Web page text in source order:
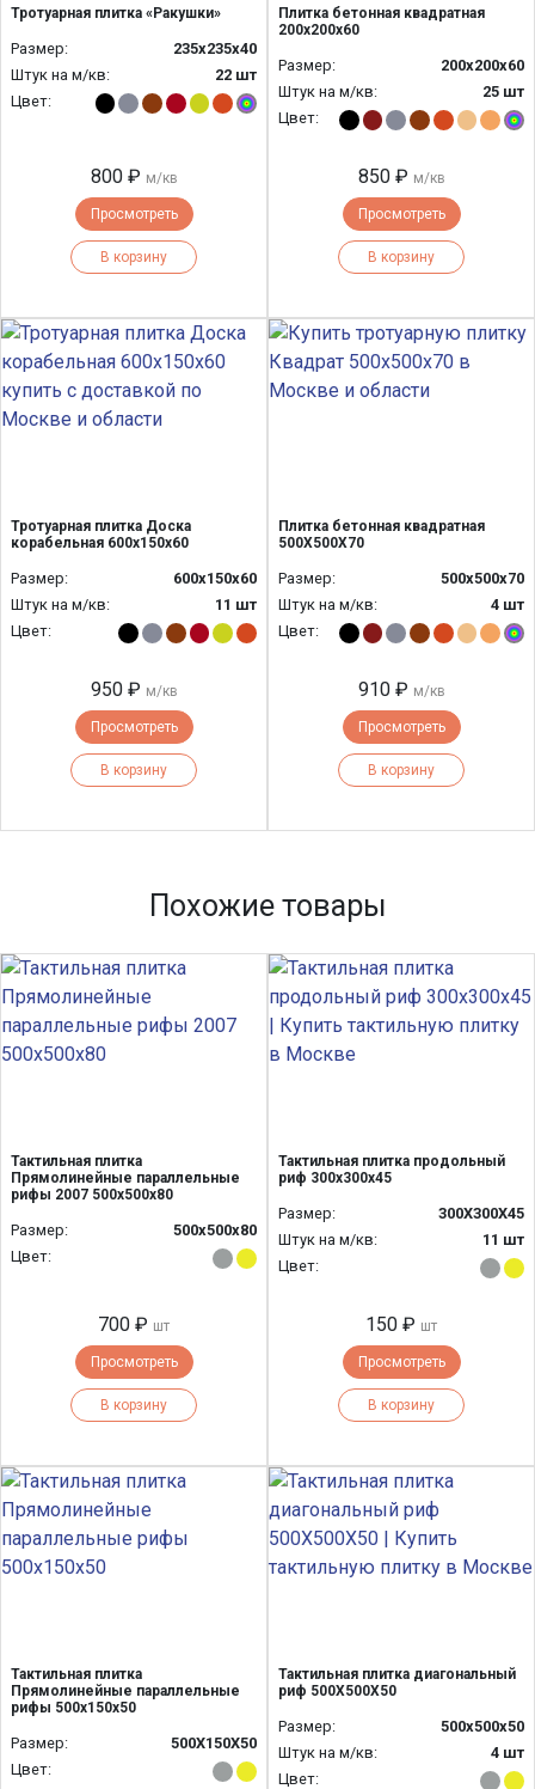
Тротуарная плитка «Ракушки»
Размер:
235х235х40
Штук на м/кв:
22 шт
Цвет:
800 ₽ м/кв
Просмотреть
В корзину
Плитка бетонная квадратная
200х200х60
Размер:
200х200х60
Штук на м/кв:
25 шт
Цвет:
850 ₽ м/кв
Просмотреть
В корзину
Тротуарная плитка Доска
корабельная 600х150х60
Размер:
600х150х60
Штук на м/кв:
11 шт
Цвет:
950 ₽ м/кв
Просмотреть
В корзину
Плитка бетонная квадратная
500Х500Х70
Размер:
500х500х70
Штук на м/кв:
4 шт
Цвет:
910 ₽ м/кв
Просмотреть
В корзину
Похожие товары
Тактильная плитка
Прямолинейные параллельные
рифы 2007 500х500х80
Размер:
500х500х80
Цвет:
700 ₽ шт
Просмотреть
В корзину
Тактильная плитка продольный
риф 300х300х45
Размер:
300Х300Х45
Штук на м/кв:
11 шт
Цвет:
150 ₽ шт
Просмотреть
В корзину
Тактильная плитка
Прямолинейные параллельные
рифы 500x150x50
Размер:
500Х150Х50
Цвет:
Тактильная плитка диагональный
риф 500Х500Х50
Размер:
500x500x50
Штук на м/кв:
4 шт
Цвет: